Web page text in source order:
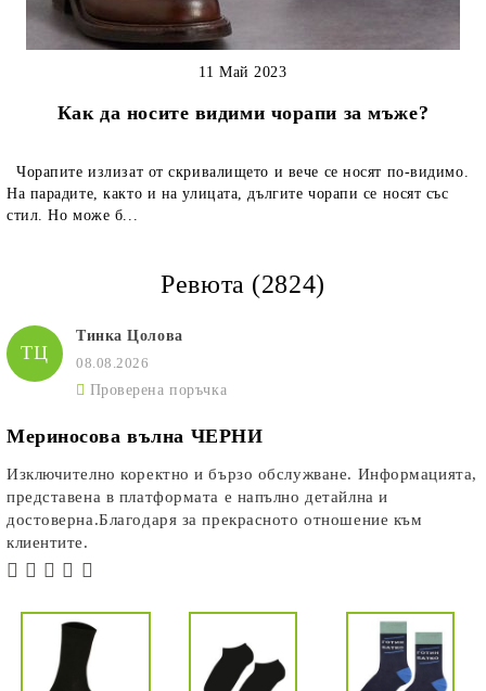
Как да носите видими чорапи за мъже?
11 Май 2023
Чорапите излизат от скривалището и вече се носят по-видимо.
На парадите, както и на улицата, дългите чорапи се носят със
стил. Но може б...
Ревюта (2824)
ТЦ
Тинка Цолова
08.08.2026
Проверена поръчка
Мериносова вълна ЧЕРНИ
Изключително коректно и бързо обслужване. Информацията,
представена в платформата е напълно детайлна и
достоверна.Благодаря за прекрасното отношение към
клиентите.